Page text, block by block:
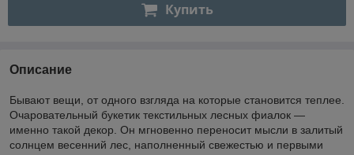
Купить
Описание
Бывают вещи, от одного взгляда на которые становится теплее.
Очаровательный букетик текстильных лесных фиалок —
именно такой декор. Он мгновенно переносит мысли в залитый
солнцем весенний лес, наполненный свежестью и первыми